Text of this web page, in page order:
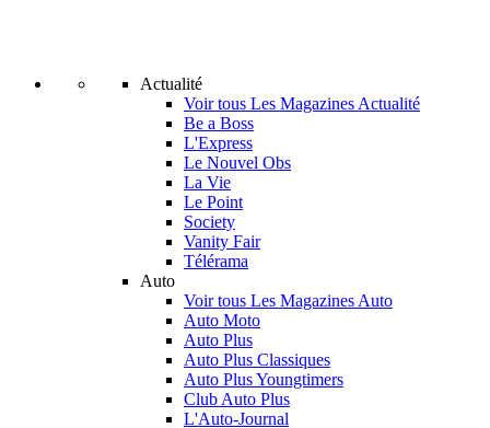
Actualité
Voir tous Les Magazines Actualité
Be a Boss
L'Express
Le Nouvel Obs
La Vie
Le Point
Society
Vanity Fair
Télérama
Auto
Voir tous Les Magazines Auto
Auto Moto
Auto Plus
Auto Plus Classiques
Auto Plus Youngtimers
Club Auto Plus
L'Auto-Journal